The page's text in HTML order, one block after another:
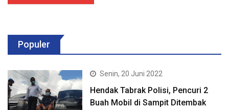
Populer
Senin, 20 Juni 2022
Hendak Tabrak Polisi, Pencuri 2
Buah Mobil di Sampit Ditembak